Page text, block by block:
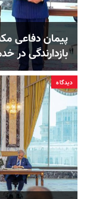
پیمان دفاعی
بازدارندگی در
دیدگاه